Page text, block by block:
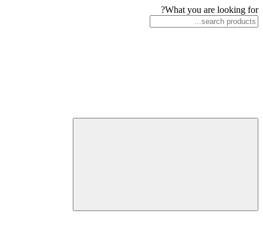
What you are looking for?